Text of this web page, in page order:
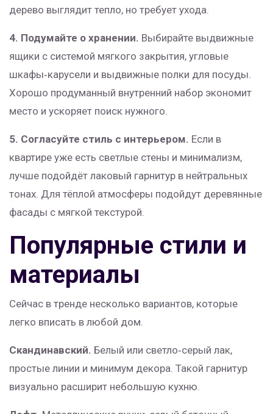
дерево выглядит тепло, но требует ухода.
4. Подумайте о хранении. Выбирайте выдвижные
ящики с системой мягкого закрытия, угловые
шкафы‑карусели и выдвижные полки для посуды.
Хорошо продуманный внутренний набор экономит
место и ускоряет поиск нужного.
5. Согласуйте стиль с интерьером. Если в
квартире уже есть светлые стены и минимализм,
лучше подойдёт лаковый гарнитур в нейтральных
тонах. Для тёплой атмосферы подойдут деревянные
фасады с мягкой текстурой.
Популярные стили и
материалы
Сейчас в тренде несколько вариантов, которые
легко вписать в любой дом.
Скандинавский. Белый или светло‑серый лак,
простые линии и минимум декора. Такой гарнитур
визуально расширит небольшую кухню.